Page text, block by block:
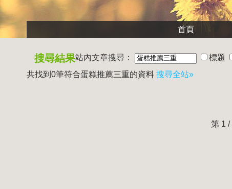
首頁
搜尋結果站內文章搜尋： 標題
共找到0筆符合蛋糕推薦三重的資料 搜尋全站»
第 1